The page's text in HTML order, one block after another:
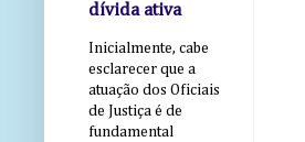
dívida ativa
Inicialmente, cabe
esclarecer que a
atuação dos Oficiais
de Justiça é de
fundamental